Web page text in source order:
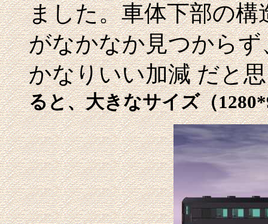
ました。車体下部の
がなかなか見つから
かなりいい加減 だと
ると、大きなサイズ（